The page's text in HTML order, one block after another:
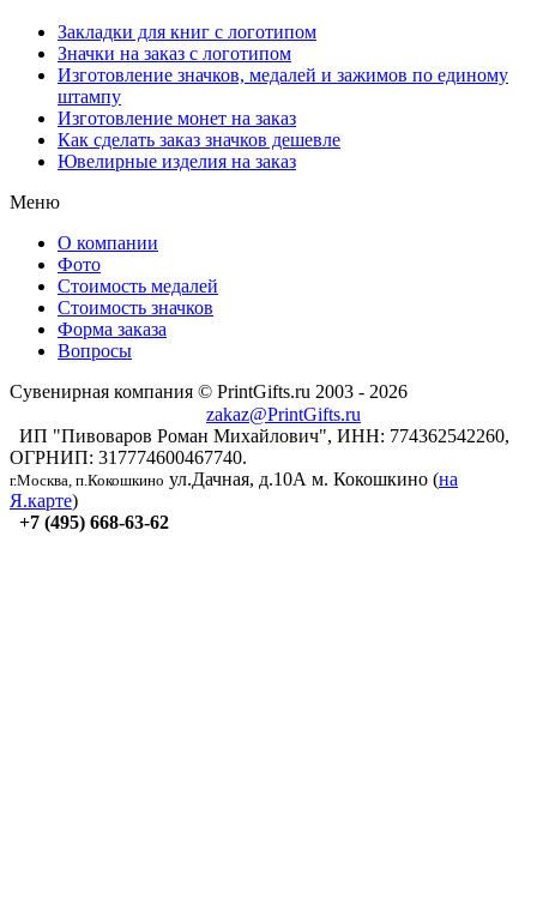
Закладки для книг с логотипом
Значки на заказ с логотипом
Изготовление значков, медалей и зажимов по единому
штампу
Изготовление монет на заказ
Как сделать заказ значков дешевле
Ювелирные изделия на заказ
Меню
О компании
Фото
Стоимость медалей
Стоимость значков
Форма заказа
Вопросы
Сувенирная компания © PrintGifts.ru 2003 - 2026
zakaz@PrintGifts.ru
ИП "Пивоваров Роман Михайлович", ИНН: 774362542260,
ОГРНИП: 317774600467740.
г.Москва, п.Кокошкино ул.Дачная, д.10А м. Кокошкино (на
Я.карте)
+7 (495) 668-63-62